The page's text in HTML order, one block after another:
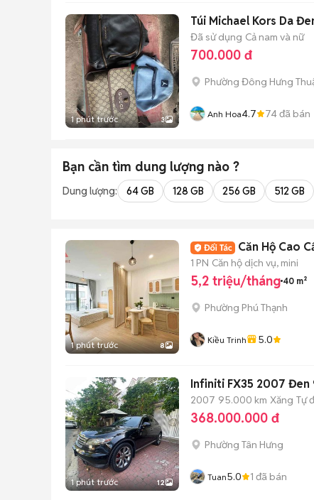
1 phút trước 3
Túi Michael Kors Da
Đã sử dụng Cả nam và nữ
700.000 đ
Phường Đông Hưng
Anh Hoa4.7 74đã bán
Bạn cần tìm dung lượng nào ?
Dung lượng: 64 GB 128 GB 256 GB 512 GB
1 phút trước 8
Căn Hộ Cao
1 PN Căn hộ dịch vụ, mini
5,2 triệu/tháng 40 m²
Phường Phú Thạnh
Kiều Trinh 5.0
1 phút trước 12
Infiniti FX35 2007
2007 95.000 km Xăng Tự
368.000.000 đ
Phường Tân Hưng
Tuan5.0 1 đã bán